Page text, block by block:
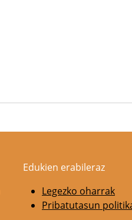
Edukien erabileraz
Legezko oharrak
Pribatutasun